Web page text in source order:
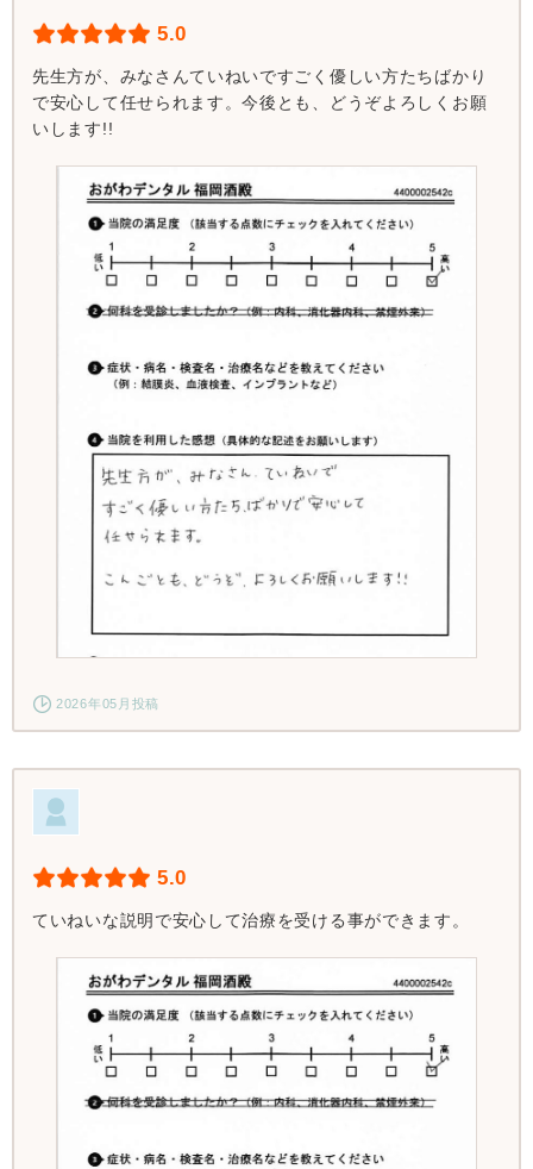
5.0
先生方が、みなさんていねいですごく優しい方たちばかり
で安心して任せられます。今後とも、どうぞよろしくお願
いします!!
2026年05月投稿
5.0
ていねいな説明で安心して治療を受ける事ができます。